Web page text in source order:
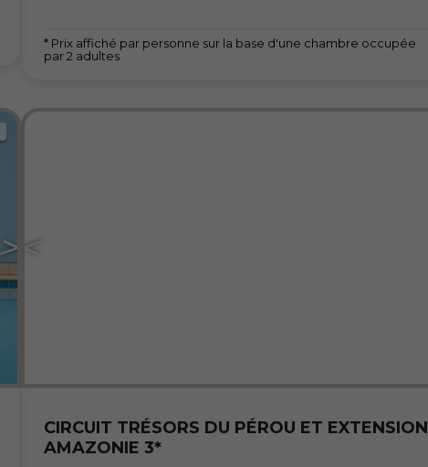
* Prix affiché par personne sur la base d'une chambre occupée
par 2 adultes
CIRCUIT TRÉSORS DU PÉROU ET EXTENSION
AMAZONIE 3*